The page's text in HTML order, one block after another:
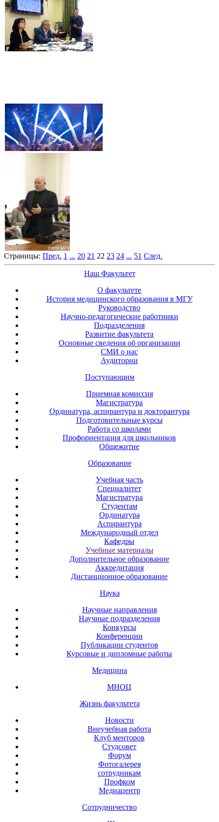
Страницы: Пред. 1 ... 20 21 22 23 24 ... 51 След.
Наш Факультет
О факультете
История медицинского образования в МГУ
Руководство
Научно-педагогические работники
Подразделения
Развитие факультета
Основные сведения об организации
СМИ о нас
Аудитории
Поступающим
Приемная комиссия
Магистратура
Ординатура, аспирантура и докторантура
Подготовительные курсы
Работа со школами
Профориентация для школьников
Общежитие
Образование
Учебная часть
Специалитет
Магистратура
Студентам
Ординатура
Аспирантура
Международный отдел
Кафедры
Учебные материалы
Дополнительное образование
Аккредитация
Дистанционное образование
Наука
Научные направления
Научные подразделения
Конкурсы
Конференции
Публикации студентов
Курсовые и дипломные работы
Медицина
МНОЦ
Жизнь факультета
Новости
Внеучебная работа
Клуб менторов
Студсовет
Форум
Фотогалерея
сотрудникам
Профком
Медиацентр
Сотрудничество